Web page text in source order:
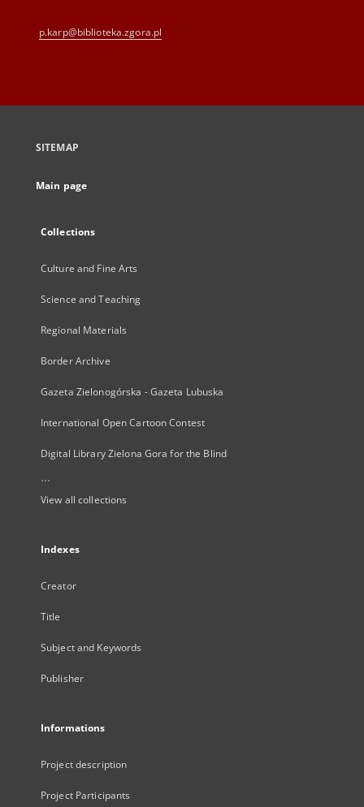
p.karp@biblioteka.zgora.pl
SITEMAP
Main page
Collections
Culture and Fine Arts
Science and Teaching
Regional Materials
Border Archive
Gazeta Zielonogórska - Gazeta Lubuska
International Open Cartoon Contest
Digital Library Zielona Gora for the Blind
...
View all collections
Indexes
Creator
Title
Subject and Keywords
Publisher
Informations
Project description
Project Participants